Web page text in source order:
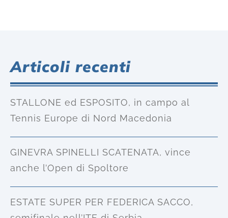
Articoli recenti
STALLONE ed ESPOSITO, in campo al
Tennis Europe di Nord Macedonia
GINEVRA SPINELLI SCATENATA, vince
anche l’Open di Spoltore
ESTATE SUPER PER FEDERICA SACCO,